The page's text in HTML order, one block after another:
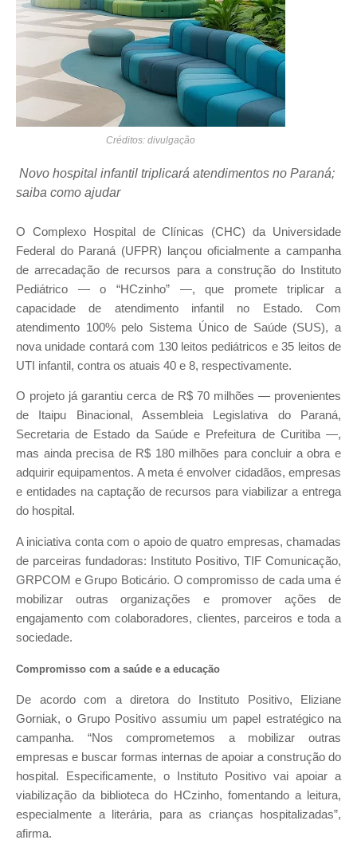
Créditos: divulgação
Novo hospital infantil triplicará atendimentos no Paraná;
saiba como ajudar
O Complexo Hospital de Clínicas (CHC) da Universidade
Federal do Paraná (UFPR) lançou oficialmente a campanha
de arrecadação de recursos para a construção do Instituto
Pediátrico — o “HCzinho” —, que promete triplicar a
capacidade de atendimento infantil no Estado. Com
atendimento 100% pelo Sistema Único de Saúde (SUS), a
nova unidade contará com 130 leitos pediátricos e 35 leitos de
UTI infantil, contra os atuais 40 e 8, respectivamente.
O projeto já garantiu cerca de R$ 70 milhões — provenientes
de Itaipu Binacional, Assembleia Legislativa do Paraná,
Secretaria de Estado da Saúde e Prefeitura de Curitiba —,
mas ainda precisa de R$ 180 milhões para concluir a obra e
adquirir equipamentos. A meta é envolver cidadãos, empresas
e entidades na captação de recursos para viabilizar a entrega
do hospital.
A iniciativa conta com o apoio de quatro empresas, chamadas
de parceiras fundadoras: Instituto Positivo, TIF Comunicação,
GRPCOM e Grupo Boticário. O compromisso de cada uma é
mobilizar outras organizações e promover ações de
engajamento com colaboradores, clientes, parceiros e toda a
sociedade.
Compromisso com a saúde e a educação
De acordo com a diretora do Instituto Positivo, Eliziane
Gorniak, o Grupo Positivo assumiu um papel estratégico na
campanha. “Nos comprometemos a mobilizar outras
empresas e buscar formas internas de apoiar a construção do
hospital. Especificamente, o Instituto Positivo vai apoiar a
viabilização da biblioteca do HCzinho, fomentando a leitura,
especialmente a literária, para as crianças hospitalizadas”,
afirma.